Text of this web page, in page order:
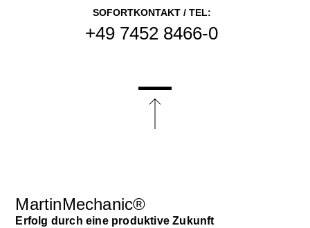
SOFORTKONTAKT / TEL:
+49 7452 8466-0
MartinMechanic®
Erfolg durch eine produktive Zukunft